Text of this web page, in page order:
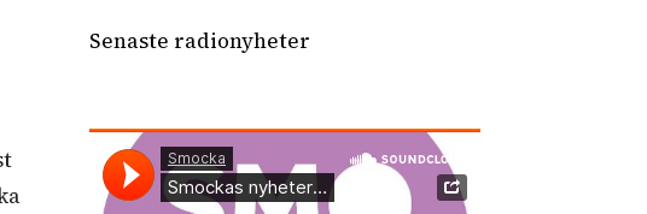
Senaste radionyheter